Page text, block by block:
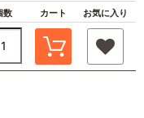
数 カート お気に入り